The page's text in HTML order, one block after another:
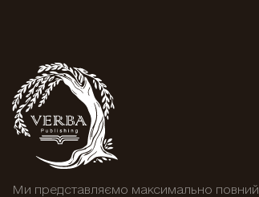
Ми представляємо максимально повний